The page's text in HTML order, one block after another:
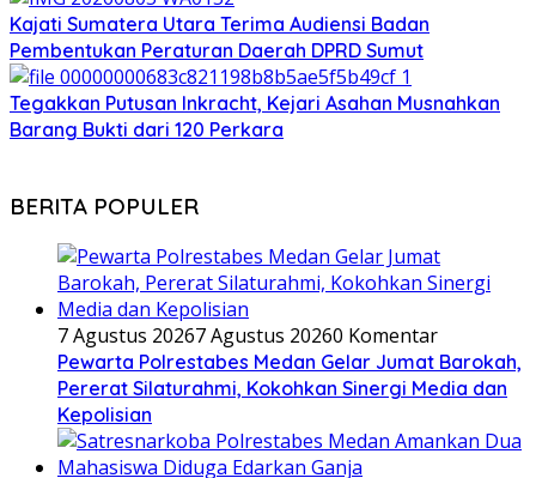
Kajati Sumatera Utara Terima Audiensi Badan
Pembentukan Peraturan Daerah DPRD Sumut
Tegakkan Putusan Inkracht, Kejari Asahan Musnahkan
Barang Bukti dari 120 Perkara
BERITA POPULER
7 Agustus 20267 Agustus 20260 Komentar
Pewarta Polrestabes Medan Gelar Jumat Barokah,
Pererat Silaturahmi, Kokohkan Sinergi Media dan
Kepolisian